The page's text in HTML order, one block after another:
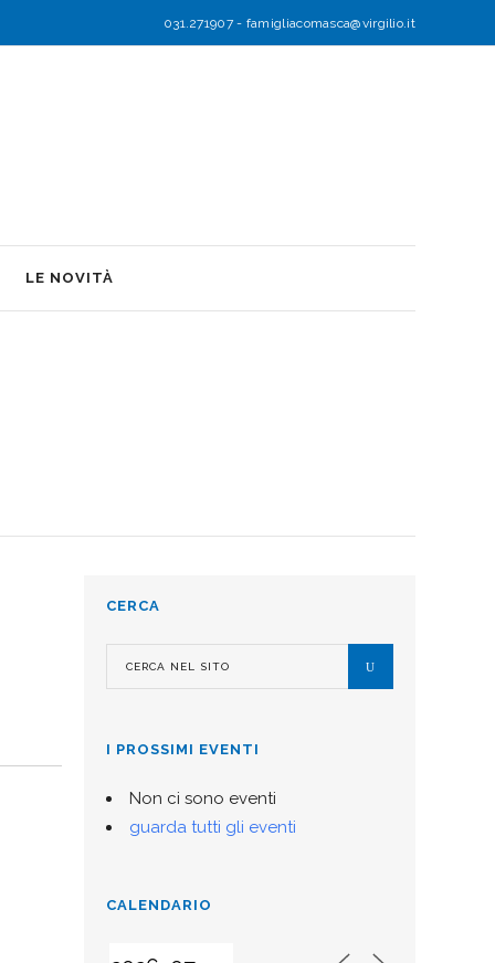
031.271907- famigliacomasca@virgilio.it
LE NOVITÀ
CERCA
I PROSSIMI EVENTI
Non ci sono eventi
guarda tutti gli eventi
CALENDARIO